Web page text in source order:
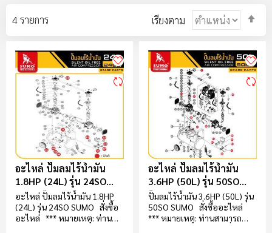
4รายการ เรียงตาม
อะไหล่ ปั๊มลมไร้น้ำมัน
1.8HP (24L) รุ่น 24SO
SUMO
อะไหล่ ปั๊มลมไร้น้ำมัน 1.8HP
(24L) รุ่น 24SO SUMO สั่งซื้อ
อะไหล่ *** หมายเหตุ: ท่าน
อะไหล่ ปั๊มลมไร้น้ำมัน
3.6HP (50L) รุ่น 50SO
SUMO
ปั๊มลมไร้น้ำมัน 3.6HP (50L) รุ่น
50SO SUMO สั่งซื้ออะไหล่
*** หมายเหตุ: ท่านสามารถ